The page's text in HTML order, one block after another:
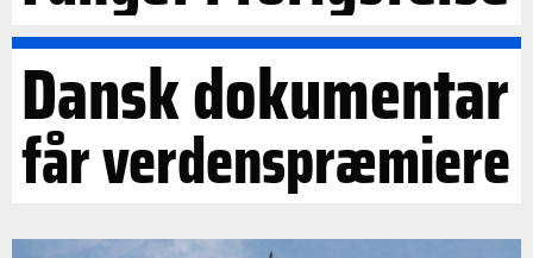
Dansk dokumentar
får verdenspræmiere